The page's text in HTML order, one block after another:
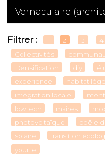
Vernaculaire
Filtrer : 1 2 3 4
Collectivités
Densification
diy
expérience
habitat
intégration locale
lowtech
maires
photovoltaîque
poêle
solaire
transition
yourte